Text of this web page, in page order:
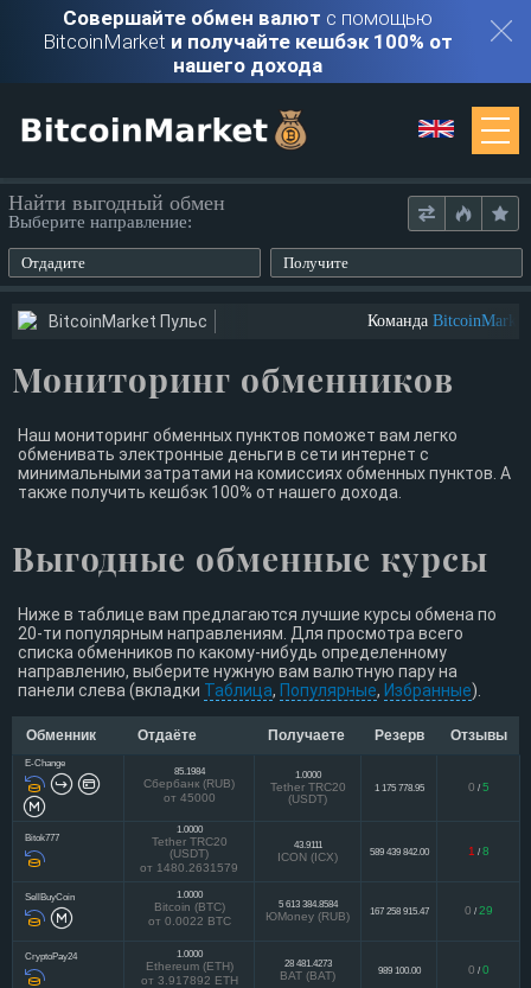
Совершайте обмен валют с помощью
BitcoinMarket и получайте кешбэк 100% от
нашего дохода
Обменники
Войти
Регистрация
Найти выгодный обмен
Выберите направление:
Отдадите Получите
BitcoinMarket Пульс КомандаBitcoinMarket
Мониторинг обменников
Наш мониторинг обменных пунктов поможет вам легко
обменивать электронные деньги в сети интернет с
минимальными затратами на комиссиях обменных пунктов. А
также получить кешбэк 100% от нашего дохода.
Выгодные обменные курсы
Ниже в таблице вам предлагаются лучшие курсы обмена по
20-ти популярным направлениям. Для просмотра всего
списка обменников по какому-нибудь определенному
направлению, выберите нужную вам валютную пару на
панели слева (вкладки Таблица, Популярные, Избранные).
Обменник Отдаёте Получаете Резерв Отзывы
E-Change
85.1984
Сбербанк (RUB)
от 45000
1.0000
Tether TRC20
(USDT)
1 175 778.95 0 / 5
Bitok777
1.0000
Tether TRC20
(USDT)
от 1480.2631579
43.9111
ICON (ICX) 589 439 842.00 1 / 8
SellBuyCoin 1.0000
Bitcoin (BTC)
от 0.0022 BTC
5 613 384.8584
ЮMoney (RUB) 167 258 915.47 0 / 29
CryptoPay24 1.0000
Ethereum (ETH)
от 3.917892 ETH
28 481.4273
BAT (BAT) 989 100.00 0 / 0